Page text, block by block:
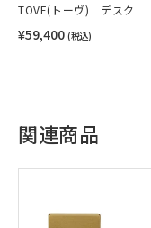
TOVE(トーヴ) デスク
¥59,400 (税込)
関連商品